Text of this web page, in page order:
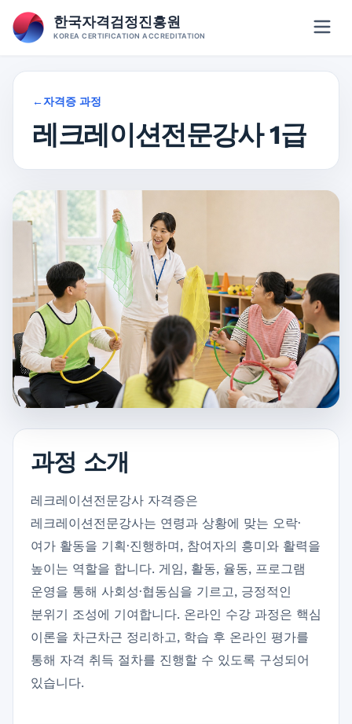
Skip
←자격증 과정
레크레이션전문강사 1급
과정 소개
레크레이션전문강사 자격증은
레크레이션전문강사는 연령과 상황에 맞는 오락·
여가 활동을 기획·진행하며, 참여자의 흥미와 활력을
높이는 역할을 합니다. 게임, 활동, 율동, 프로그램
운영을 통해 사회성·협동심을 기르고, 긍정적인
분위기 조성에 기여합니다. 온라인 수강 과정은 핵심
이론을 차근차근 정리하고, 학습 후 온라인 평가를
통해 자격 취득 절차를 진행할 수 있도록 구성되어
있습니다.
한국자격검정진흥원
KOREA CERTIFICATION ACCREDITATION